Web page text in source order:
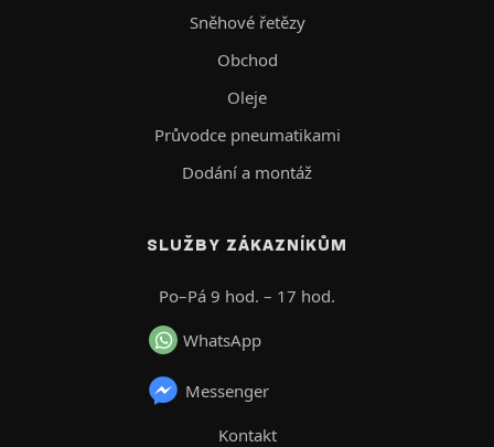
Sněhové řetězy
Obchod
Oleje
Průvodce pneumatikami
Dodání a montáž
SLUŽBY ZÁKAZNÍKŮM
Po–Pá 9 hod. – 17 hod.
WhatsApp
Messenger
Kontakt